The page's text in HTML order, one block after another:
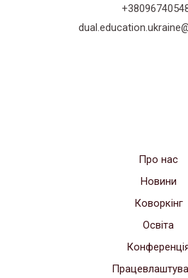
Про нас
Новини
Коворкінг
Освіта